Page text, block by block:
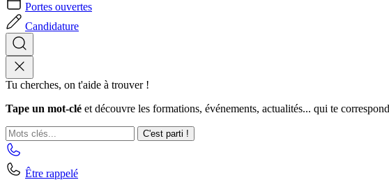
Portes ouvertes
Candidature
Tu cherches, on t'aide à trouver !
Tape un mot-clé et découvre les formations, événements, actualités... qui te
C'est parti !
Être rappelé